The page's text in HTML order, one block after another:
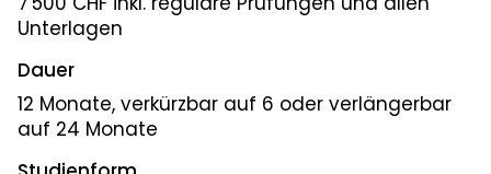
Unterlagen
Dauer
12 Monate, verkürzbar auf 6 oder verlängerbar
auf 24 Monate